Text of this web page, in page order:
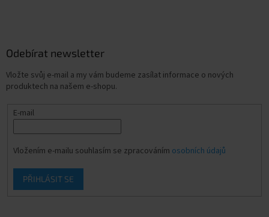
Odebírat newsletter
Vložte svůj e-mail a my vám budeme zasílat informace o nových
produktech na našem e-shopu.
E-mail
Vložením e-mailu souhlasím se zpracováním osobních údajů
PŘIHLÁSIT SE